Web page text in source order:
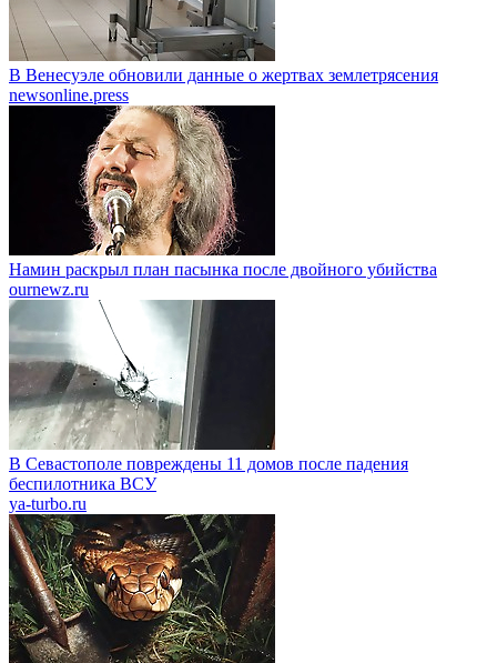
В Венесуэле обновили данные о жертвах землетрясения
newsonline.press
Намин раскрыл план пасынка после двойного убийства
ournewz.ru
В Севастополе повреждены 11 домов после падения
беспилотника ВСУ
ya-turbo.ru